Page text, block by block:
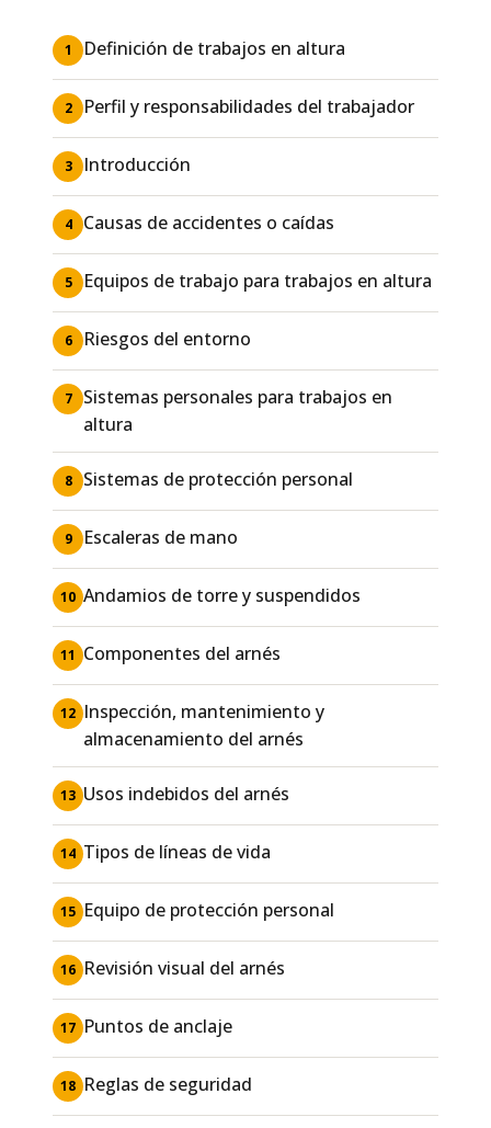
1 Definición de trabajos en altura
2 Perfil y responsabilidades del trabajador
3 Introducción
4 Causas de accidentes o caídas
5 Equipos de trabajo para trabajos en altura
6 Riesgos del entorno
7
Sistemas personales para trabajos en
altura
8 Sistemas de protección personal
9 Escaleras de mano
10 Andamios de torre y suspendidos
11 Componentes del arnés
12 Inspección, mantenimiento y
almacenamiento del arnés
13 Usos indebidos del arnés
14 Tipos de líneas de vida
15 Equipo de protección personal
16 Revisión visual del arnés
17 Puntos de anclaje
18 Reglas de seguridad